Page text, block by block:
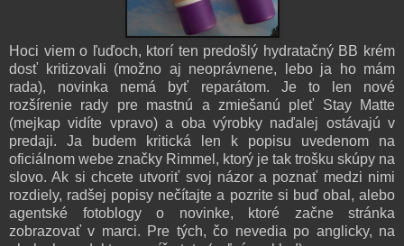
Hoci viem o ľuďoch, ktorí ten predošlý hydratačný BB krém
dosť kritizovali (možno aj neoprávnene, lebo ja ho mám
rada), novinka nemá byť reparátom. Je to len nové
rozšírenie rady pre mastnú a zmiešanú pleť Stay Matte
(mejkap vidíte vpravo) a oba výrobky naďalej ostávajú v
predaji. Ja budem kritická len k popisu uvedenom na
oficiálnom webe značky Rimmel, ktorý je tak trošku skúpy na
slovo. Ak si chcete utvoriť svoj názor a poznať medzi nimi
rozdiely, radšej popisy nečítajte a pozrite si buď obal, alebo
agentské fotoblogy o novinke, ktoré začne stránka
zobrazovať v marci. Pre tých, čo nevedia po anglicky, na